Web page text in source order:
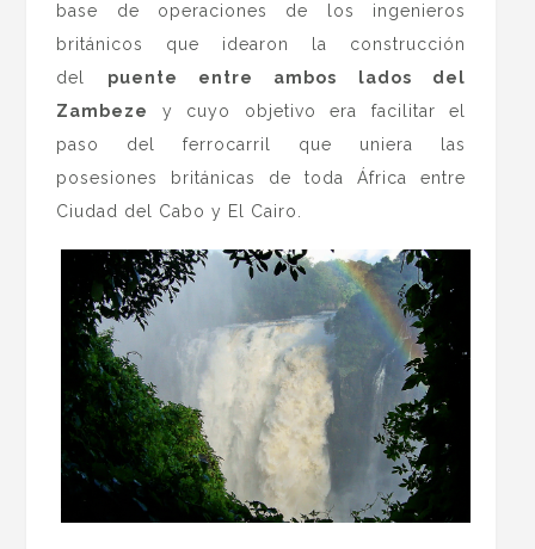
base de operaciones de los ingenieros
británicos que idearon la construcción
del puente entre ambos lados del
Zambeze
y cuyo objetivo era facilitar el
paso del ferrocarril que uniera las
posesiones británicas de toda África entre
Ciudad del Cabo y El Cairo.